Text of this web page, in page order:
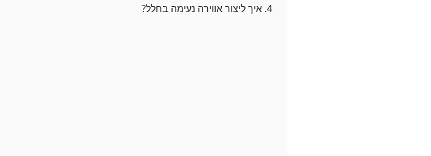
4. איך ליצור אווירה נעימה בחלל?